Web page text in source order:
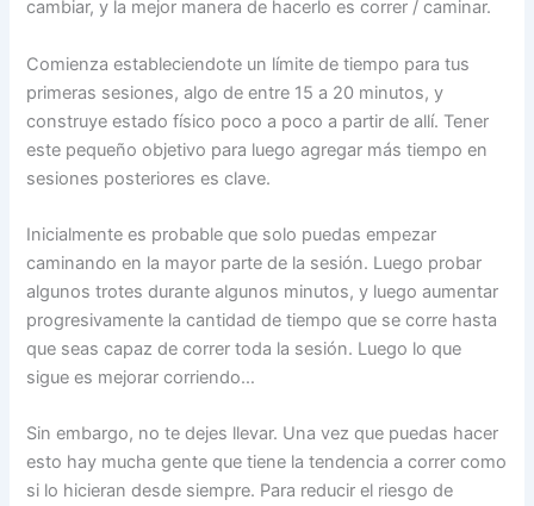
cambiar, y la mejor manera de hacerlo es correr / caminar.
Comienza estableciendote un límite de tiempo para tus
primeras sesiones, algo de entre 15 a 20 minutos, y
construye estado físico poco a poco a partir de allí. Tener
este pequeño objetivo para luego agregar más tiempo en
sesiones posteriores es clave.
Inicialmente es probable que solo puedas empezar
caminando en la mayor parte de la sesión. Luego probar
algunos trotes durante algunos minutos, y luego aumentar
progresivamente la cantidad de tiempo que se corre hasta
que seas capaz de correr toda la sesión. Luego lo que
sigue es mejorar corriendo…
Sin embargo, no te dejes llevar. Una vez que puedas hacer
esto hay mucha gente que tiene la tendencia a correr como
si lo hicieran desde siempre. Para reducir el riesgo de